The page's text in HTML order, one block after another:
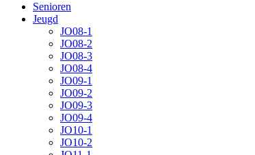
Senioren
Jeugd
JO08-1
JO08-2
JO08-3
JO08-4
JO09-1
JO09-2
JO09-3
JO09-4
JO10-1
JO10-2